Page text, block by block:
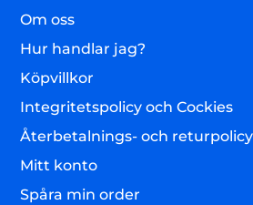
Om oss
Hur handlar jag?
Köpvillkor
Integritetspolicy och Cockies
Återbetalnings- och returpolicy
Mitt konto
Spåra min order